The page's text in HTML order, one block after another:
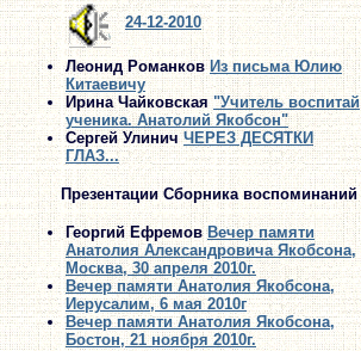
24-12-2010
Леонид РоманковИз письма Юлию
Китаевичу
Ирина Чайковская"Учитель воспитай
ученика. Анатолий Якобсон"
Сергей УлиничЧЕРЕЗ ДЕСЯТКИ
ГЛАЗ...
Презентации Сборника воспоминаний
Георгий ЕфремовВечер памяти
Анатолия Александровича Якобсона,
Москва, 30 апреля 2010г.
Вечер памяти Анатолия Якобсона,
Иерусалим, 6 мая 2010г
Вечер памяти Анатолия Якобсона,
Бостон, 21 ноября 2010г.